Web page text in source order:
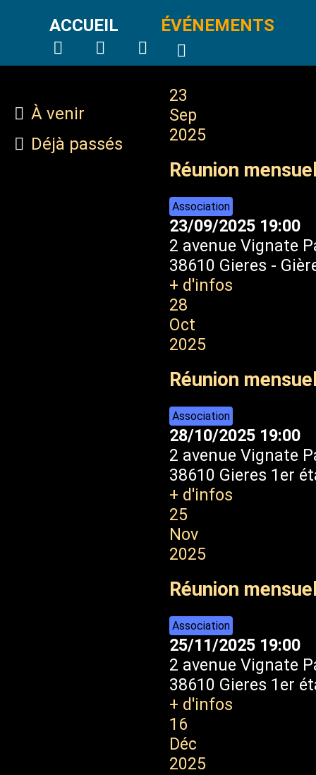
ACCUEIL ÉVÉNEMENTS
À venir
Déjà passés
23
Sep
2025
Réunion
Association
23/09/2025 19:00
2 avenue Vignate
38610 Gieres -
+ d'infos
28
Oct
2025
Réunion
Association
28/10/2025 19:00
2 avenue Vignate
38610 Gieres 1er
+ d'infos
25
Nov
2025
Réunion
Association
25/11/2025 19:00
2 avenue Vignate
38610 Gieres 1er
+ d'infos
16
Déc
2025